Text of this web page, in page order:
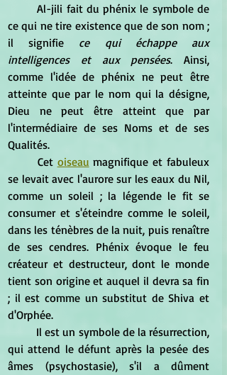
	Al-jili fait du phénix le symbole de
ce qui ne tire existence que de son nom ;
il signifie ce qui échappe aux
intelligences et aux pensées. Ainsi,
comme l'idée de phénix ne peut être
atteinte que par le nom qui la désigne,
Dieu ne peut être atteint que par
l'intermédiaire de ses Noms et de ses
Qualités.
	Cet
oiseau magnifique et fabuleux
se levait avec l'aurore sur les eaux du Nil,
comme un soleil ; la légende le fit se
consumer et s'éteindre comme le soleil,
dans les ténèbres de la nuit, puis renaître
de ses cendres. Phénix évoque le feu
créateur et destructeur, dont le monde
tient son origine et auquel il devra sa fin
; il est comme un substitut de Shiva et
d'Orphée.
qui attend le défunt après la pesée des
âmes (psychostasie), s'il a dûment